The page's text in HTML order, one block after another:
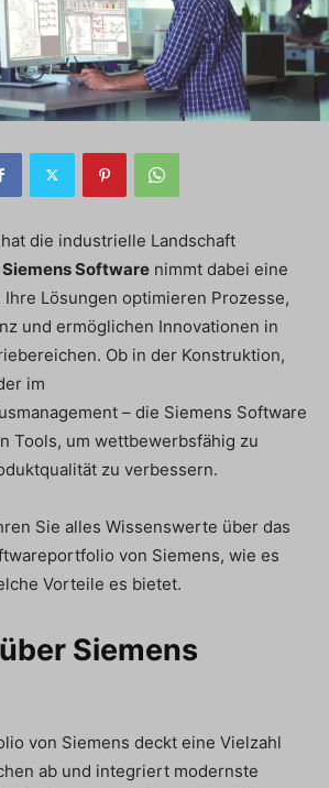
die industrielle Landschaft
Siemens Software nimmt dabei eine
Lösungen optimieren Prozesse,
und ermöglichen Innovationen in
Ob in der Konstruktion,
im
– die Siemens Software
Tools, um wettbewerbsfähig zu
zu verbessern.
Sie alles Wissenswerte über das
von Siemens, wie es
Vorteile es bietet.
Siemens
von Siemens deckt eine Vielzahl
ab und integriert modernste